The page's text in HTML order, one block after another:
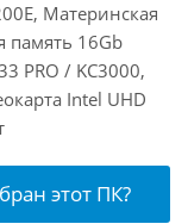
Материнская
память 16Gb
PRO / KC3000,
Intel UHD
этот ПК?